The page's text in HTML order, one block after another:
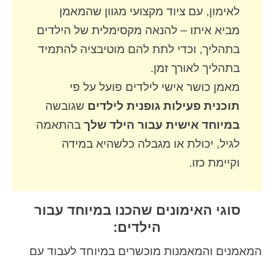
לאימון, עם ציוד מקצועי מגוון שהמאמן
מביא איתו – להנאה מקסימלית של הילדים
בתהליך, וכדי לתת להם מוטיבציה להתמיד
בתהליך לאורך זמן.
מאמן כושר אישי לילדים פועל על פי
תוכנית פעילות גופנית לילדים שגובשה
במיוחד אישית עבור הילד שלך בהתאמה
לגיל, יכולת או מגבלה כלשהיא במידה
וקיימת כזו.
סוגי האימונים שהכנו במיוחד עבור
הילדים:
המאמנים והמאמנות מוכשרים במיוחד לעבוד עם